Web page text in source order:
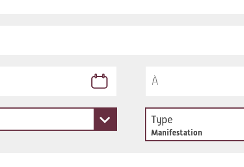
Type
Manifestation